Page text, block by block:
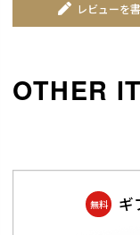
レビューを
無料 ギ